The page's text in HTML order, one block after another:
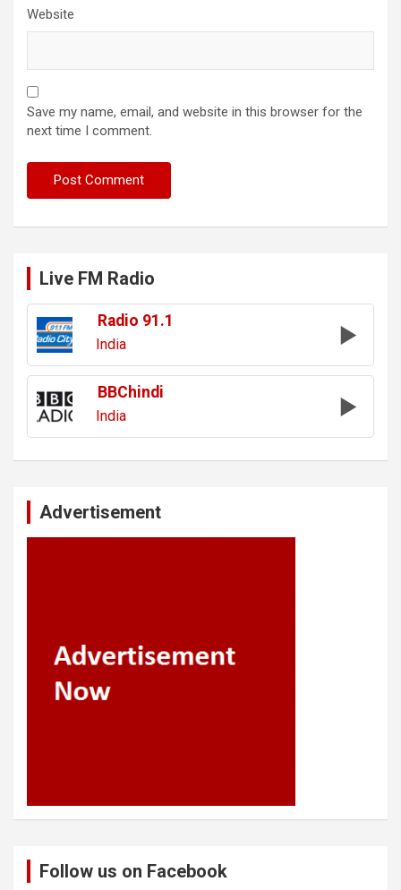
Website
Save my name, email, and website in this browser for the
next time I comment.
Live FM Radio
Radio 91.1
India
BBChindi
India
Advertisement
Follow us on Facebook